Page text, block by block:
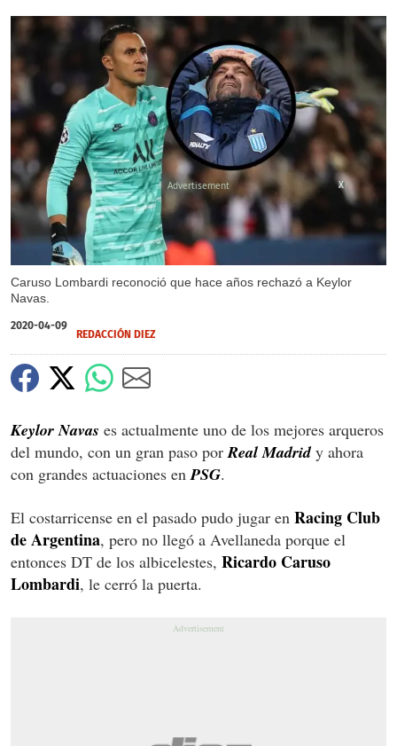
Caruso Lombardi reconoció que hace años rechazó a Keylor
Navas.
X
2020-04-09
REDACCIÓN DIEZ
Keylor Navas es actualmente uno de los mejores arqueros
del mundo, con un gran paso porReal Madridy ahora
con grandes actuaciones enPSG.
El costarricense en el pasado pudo jugar en Racing Club
de Argentina, pero no llegó a Avellaneda porque el
entonces DT de los albicelestes, Ricardo Caruso
Lombardi, le cerró la puerta.